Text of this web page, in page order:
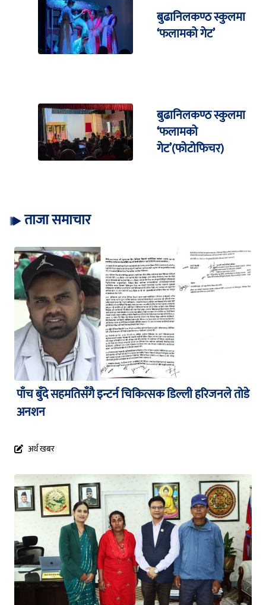
बुढानिलकण्ठ स्कुलमा
‘फलामको गेट’
बुढानिलकण्ठ स्कुलमा
‘फलामको
गेट’(फोटोफिचर)
ताजा समाचार
पाँच बुँदे सहमतिसँगै इन्टर्न चिकित्सक डिल्ली हरिजनले तोडे
अनशन
अर्थ खबर